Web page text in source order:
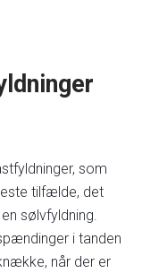
som
tilfælde, det
sølvfyldning.
i tanden
når der er